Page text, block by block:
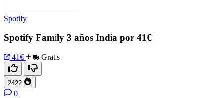
Spotify
Spotify Family 3 años India por 41€
41€ Gratis
2422
0